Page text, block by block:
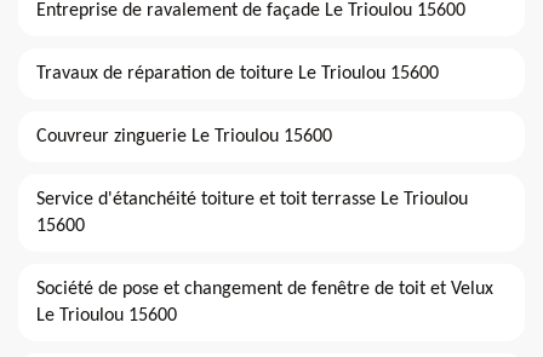
Entreprise de ravalement de façade Le Trioulou 15600
Travaux de réparation de toiture Le Trioulou 15600
Couvreur zinguerie Le Trioulou 15600
Service d'étanchéité toiture et toit terrasse Le Trioulou
15600
Société de pose et changement de fenêtre de toit et Velux
Le Trioulou 15600